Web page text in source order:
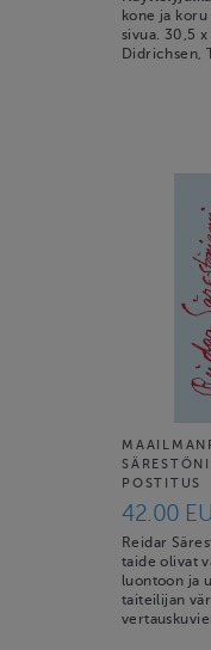
kone ja
sivua. 30,5
Didrichsen,
POSTITUS
42.00
Reidar
taide olivat
luontoon ja
taiteilijan